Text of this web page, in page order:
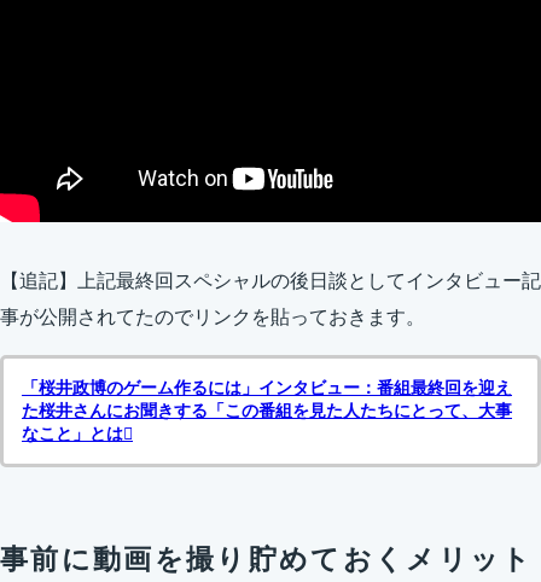
【追記】上記最終回スペシャルの後日談としてインタビュー記
事が公開されてたのでリンクを貼っておきます。
「桜井政博のゲーム作るには」インタビュー：番組最終回を迎え
た桜井さんにお聞きする「この番組を見た人たちにとって、大事
なこと」とは
事前に動画を撮り貯めておくメリット